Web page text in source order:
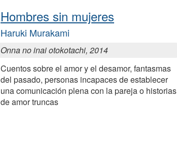
Hombres sin mujeres
Haruki Murakami
Onna no inai otokotachi, 2014
Cuentos sobre el amor y el desamor, fantasmas
del pasado, personas incapaces de establecer
una comunicación plena con la pareja o historias
de amor truncas